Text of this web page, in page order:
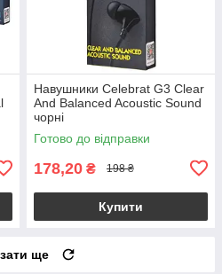
Навушники Celebrat G3 Clear
And Balanced Acoustic Sound
чорні
Готово до відправки
178,20 ₴ 198 ₴
Купити
ще